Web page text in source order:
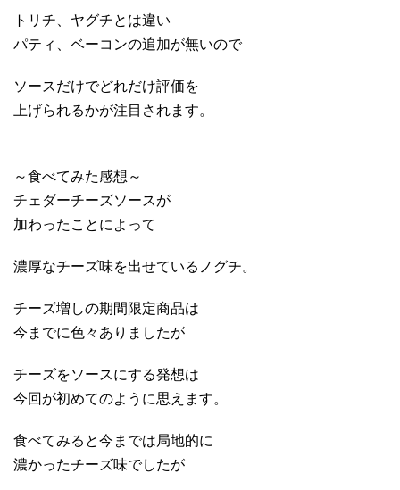
トリチ、ヤグチとは違い
パティ、ベーコンの追加が無いので
ソースだけでどれだけ評価を
上げられるかが注目されます。
～食べてみた感想～
チェダーチーズソースが
加わったことによって
濃厚なチーズ味を出せているノグチ。
チーズ増しの期間限定商品は
今までに色々ありましたが
チーズをソースにする発想は
今回が初めてのように思えます。
食べてみると今までは局地的に
濃かったチーズ味でしたが